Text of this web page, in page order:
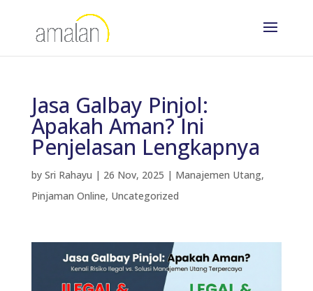
Jasa Galbay Pinjol:
Apakah Aman? Ini
Penjelasan Lengkapnya
by Sri Rahayu | 26 Nov, 2025 | Manajemen Utang,
Pinjaman Online, Uncategorized